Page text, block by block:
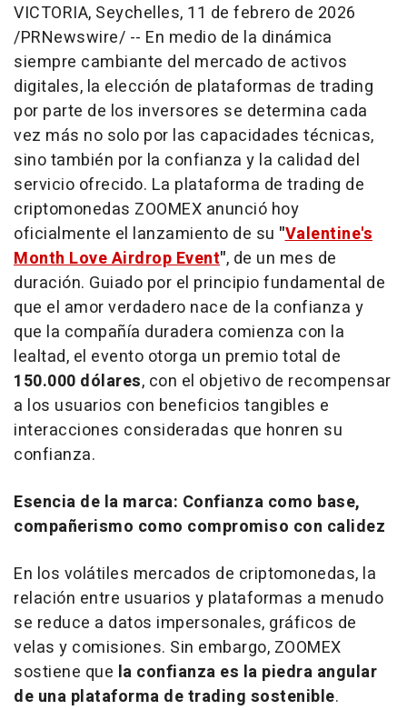
VICTORIA, Seychelles, 11 de febrero de 2026
/PRNewswire/ -- En medio de la dinámica
siempre cambiante del mercado de activos
digitales, la elección de plataformas de trading
por parte de los inversores se determina cada
vez más no solo por las capacidades técnicas,
sino también por la confianza y la calidad del
servicio ofrecido. La plataforma de trading de
criptomonedas ZOOMEX anunció hoy
oficialmente el lanzamiento de su "Valentine's
Month Love Airdrop Event", de un mes de
duración. Guiado por el principio fundamental de
que el amor verdadero nace de la confianza y
que la compañía duradera comienza con la
lealtad, el evento otorga un premio total de
150.000 dólares, con el objetivo de recompensar
a los usuarios con beneficios tangibles e
interacciones consideradas que honren su
confianza.
Esencia de la marca: Confianza como base,
compañerismo como compromiso con calidez
En los volátiles mercados de criptomonedas, la
relación entre usuarios y plataformas a menudo
se reduce a datos impersonales, gráficos de
velas y comisiones. Sin embargo, ZOOMEX
sostiene que la confianza es la piedra angular
de una plataforma de trading sostenible.